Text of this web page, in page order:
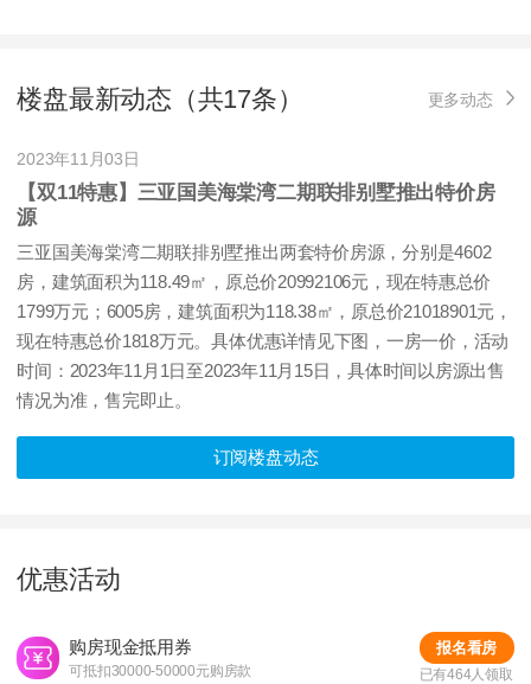
型:51#、52#低层度假酒店(共15 栋)
预售证号：三房预许字【2021】050号
发证时间：2021 年 06 月 01 日
对应楼栋： 39栋低层度假酒店
预售证号：三房预许字[2021]18号
店
楼盘最新动态（共17条） 更多动态
2023年11月03日
【双11特惠】三亚国美海棠湾二期联排别墅推出特价房
源
三亚国美海棠湾二期联排别墅推出两套特价房源，分别是4602
房，建筑面积为118.49㎡，原总价20992106元，现在特惠总价
1799万元；6005房，建筑面积为118.38㎡，原总价21018901元，
现在特惠总价1818万元。具体优惠详情见下图，一房一价，活动
时间：2023年11月1日至2023年11月15日，具体时间以房源出售
情况为准，售完即止。
订阅楼盘动态
优惠活动
购房现金抵用券
可抵扣30000-50000元购房款
报名看房
已有464人领取